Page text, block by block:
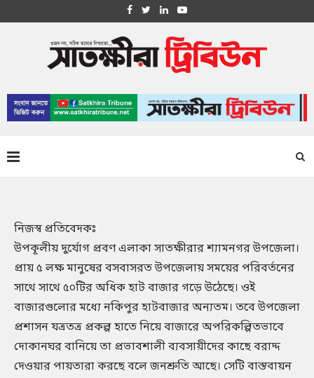
নিজস্ব প্রতিবেদকঃ
উপকূলীয় দুর্যোগ প্রবণ এলাকা সাতক্ষীরার শ্যামনগর উপজেলা।
প্রায় ৫ লক্ষ মানুষের বসবাসরত উপজেলায় সময়ের পরিবর্তনের
সাথে সাথে ৫০টির অধিক হাট বাজার গড়ে উঠেছে। ওই
বাজারগুলোর মধ্যে নকিপুর হাটবাজার অন্যতম। তবে উপজেলা
প্রশাসন যত্রতত্র প্রকল্প হাতে নিয়ে বাজারে অপরিকল্পিতভাবে
দোকানঘর বানিয়ে তা প্রভাবশালী ব্যবসায়ীদের কাছে বরাদ্দ
দেওয়ার পায়তারা করছে বলে জনশ্রুতি আছে। সেটি বাস্তবায়ন